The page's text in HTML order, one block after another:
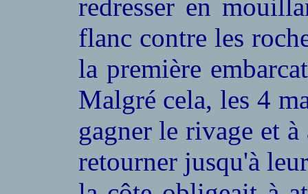
redresser en
flanc contre les
la première
Malgré cela, les 4
gagner le rivage et
retourner jusqu'à